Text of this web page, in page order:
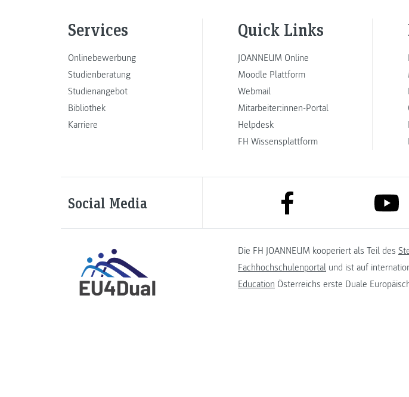
Services
Onlinebewerbung
Studienberatung
Studienangebot
Bibliothek
Karriere
Quick Links
JOANNEUM Online
Moodle Plattform
Webmail
Mitarbeiter:innen-Portal
Helpdesk
FH Wissensplattform
Social Media link to facebook
Die FH JOANNEUM kooperiert als Teil des
Fachhochschulenportal und ist auf
Education Österreichs erste Duale